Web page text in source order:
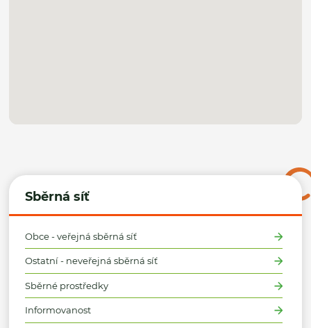
Sběrná síť
Obce - veřejná sběrná síť
Ostatní - neveřejná sběrná síť
Sběrné prostředky
Informovanost